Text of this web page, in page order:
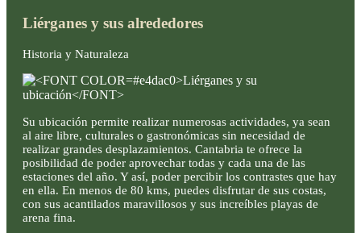
Liérganes y sus alrededores
Historia y Naturaleza
Su ubicación permite realizar numerosas actividades, ya sean
al aire libre, culturales o gastronómicas sin necesidad de
realizar grandes desplazamientos. Cantabria te ofrece la
posibilidad de poder aprovechar todas y cada una de las
estaciones del año. Y así, poder percibir los contrastes que hay
en ella. En menos de 80 kms, puedes disfrutar de sus costas,
con sus acantilados maravillosos y sus increíbles playas de
arena fina.